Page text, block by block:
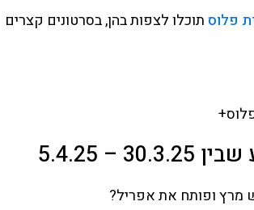
פלוסתוכלו לצפות בהן, בסרטונים קצרים
– 5.4.25
מרץ ופותח את אפריל?